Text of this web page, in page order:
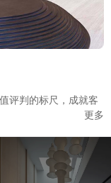
评判的标尺，成就客
更多